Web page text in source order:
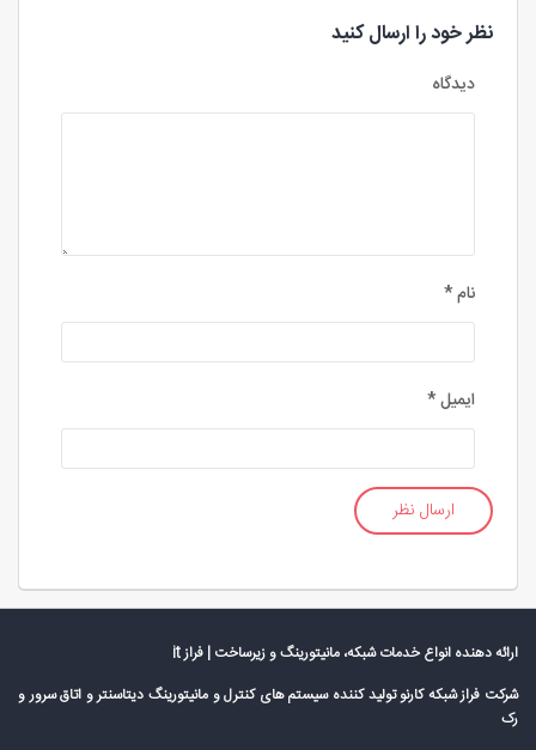
نظر خود را ارسال کنید
دیدگاه
نام*
ایمیل*
ارائه دهنده انواع خدمات شبکه، مانیتورینگ و زیرساخت | فراز it
شرکت فراز شبکه کارنو تولید کننده سیستم های کنترل و مانیتورینگ دیتاسنتر و اتاق سرور و
رک